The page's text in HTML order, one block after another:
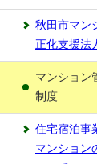
秋田市マン
正化支援法
マンション
制度
住宅宿泊事
マンション